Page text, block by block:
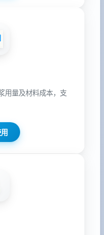
用量及材料成本，支